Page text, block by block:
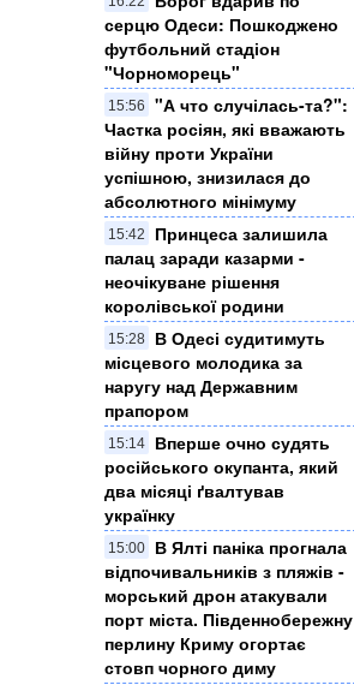
серцю Одеси: Пошкоджено
футбольний стадіон
"Чорноморець"
15:56
"А что случілась-та?":
Частка росіян, які вважають
війну проти України
успішною, знизилася до
абсолютного мінімуму
15:42
Принцеса залишила
палац заради казарми -
неочікуване рішення
королівської родини
15:28
В Одесі судитимуть
місцевого молодика за
наругу над Державним
прапором
15:14
Вперше очно судять
російського окупанта, який
два місяці ґвалтував
українку
15:00
​В Ялті паніка прогнала
відпочивальників з пляжів -
морський дрон атакували
порт міста. Південнобережну
перлину Криму огортає
стовп чорного диму